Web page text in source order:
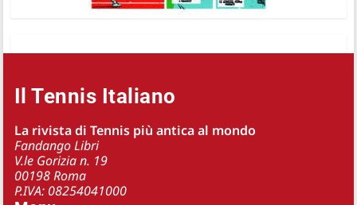
Il Tennis Italiano
La rivista di Tennis più antica al mondo
Fandango Libri
V.le Gorizia n. 19
00198 Roma
P.IVA: 08254041000